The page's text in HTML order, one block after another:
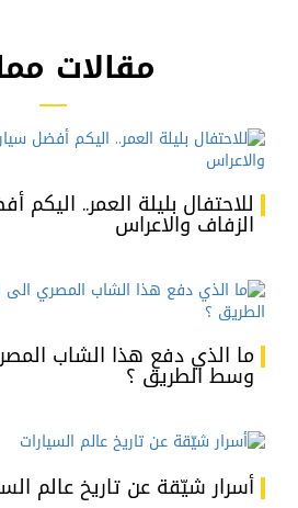
مقالات
للاحتفال بليلة العمر..
الزفاف والاعراس
ما الذي دفع هذا الشاب
وسط الطريق ؟
أسرار شيّقة عن تاريخ عالم